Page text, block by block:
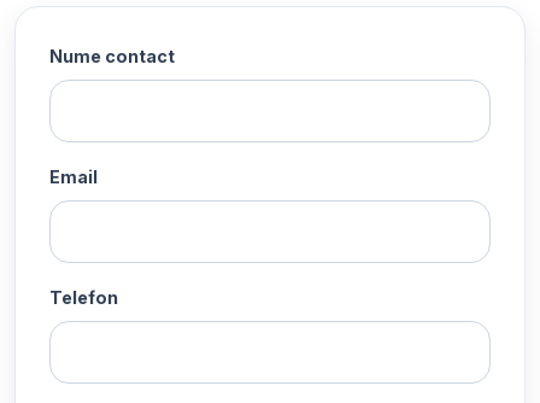
Nume contact
Email
Telefon